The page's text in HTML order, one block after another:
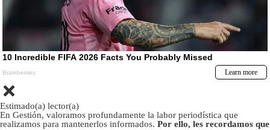
Estimado(a) lector(a)
En Gestión, valoramos profundamente la labor periodística que
realizamos para mantenerlos informados. Por ello, les recordamos que